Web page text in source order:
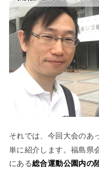
それでは、今回大会のあ
単に紹介します。福島県
にある総合運動公園内の